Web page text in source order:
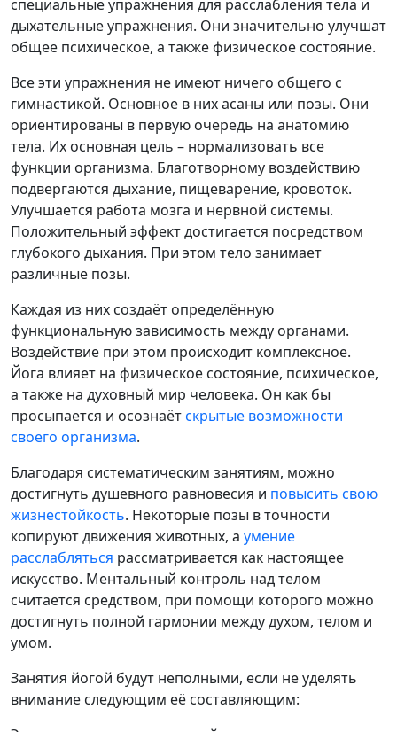
специальные упражнения для расслабления тела и
дыхательные упражнения. Они значительно улучшат
общее психическое, а также физическое состояние.
Все эти упражнения не имеют ничего общего с
гимнастикой. Основное в них асаны или позы. Они
ориентированы в первую очередь на анатомию
тела. Их основная цель – нормализовать все
функции организма. Благотворному воздействию
подвергаются дыхание, пищеварение, кровоток.
Улучшается работа мозга и нервной системы.
Положительный эффект достигается посредством
глубокого дыхания. При этом тело занимает
различные позы.
Каждая из них создаёт определённую
функциональную зависимость между органами.
Воздействие при этом происходит комплексное.
Йога влияет на физическое состояние, психическое,
а также на духовный мир человека. Он как бы
просыпается и осознаётскрытые возможности
своего организма.
Благодаря систематическим занятиям, можно
достигнуть душевного равновесия и повысить свою
жизнестойкость. Некоторые позы в точности
копируют движения животных, а умение
расслабляться рассматривается как настоящее
искусство. Ментальный контроль над телом
считается средством, при помощи которого можно
достигнуть полной гармонии между духом, телом и
умом.
Занятия йогой будут неполными, если не уделять
внимание следующим её составляющим: